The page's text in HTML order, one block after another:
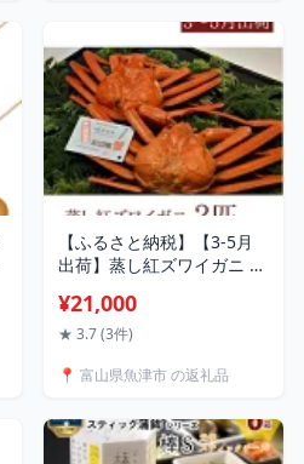
【ふるさと納税】【3-5月
出荷】蒸し紅ズワイガニ 2
ズワイガニ ※2026年3月上
旬～5月下旬頃に順次発送
への配送不可
¥21,000
★ 3.7 (3件)
📍 富山県魚津市 の返礼品